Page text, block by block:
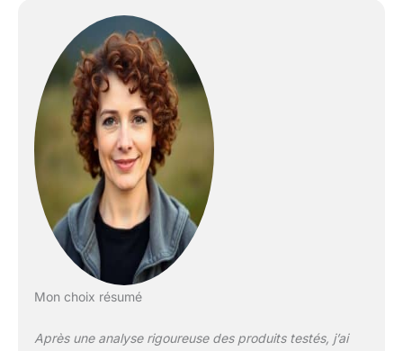
ajustez la flamme
simplement à l’aide d’un
bouton, pour une
cuisson facile et
homogène. CUISSON AU
GAZ : savourez le goût
des vraies pizzas! La
cuisson à la flamme
développe une croute
dorée et croustillante,
une pâte légère et des
PRÉCHAUFFAGE RAPIDE
Mon choix résumé
Après une analyse rigoureuse des produits testés, j’ai